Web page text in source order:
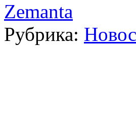
Zemanta
Рубрика: